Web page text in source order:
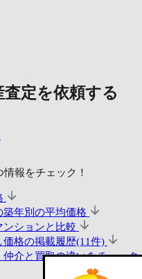
定を依頼する
情報をチェック！
築年別の平均価格
ンションと比較
価格の掲載履歴(11件)
仲介と買取の違いをチェック